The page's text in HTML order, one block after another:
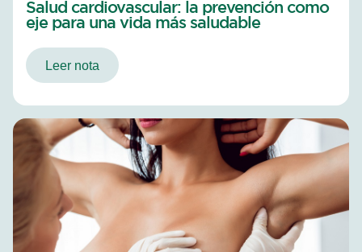
Salud cardiovascular: la prevención como
eje para una vida más saludable
Leer nota